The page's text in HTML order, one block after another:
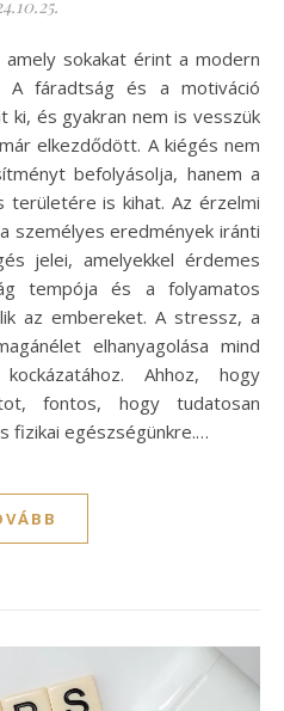
A fáradtság és a motiváció
ki, és gyakran nem is vesszük
elkezdődött. A kiégés nem
befolyásolja, hanem a
területére is kihat. Az érzelmi
személyes eredmények iránti
jelei, amelyekkel érdemes
tempója és a folyamatos
az embereket. A stressz, a
elhanyagolása mind
Ahhoz, hogy
fontos, hogy tudatosan
fizikai egészségünkre.…